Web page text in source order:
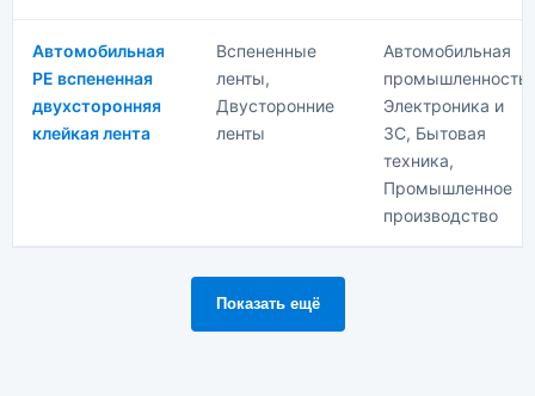
Автомобильная
PE вспененная
двухсторонняя
клейкая лента
Вспененные
ленты,
Двусторонние
ленты
Автомобильная
промышленность,
Электроника и
3C, Бытовая
техника,
Промышленное
производство
Показать ещё